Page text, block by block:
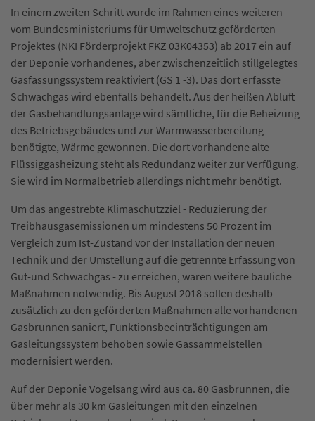
In einem zweiten Schritt wurde im Rahmen eines weiteren
vom Bundesministeriums für Umweltschutz geförderten
Projektes (NKI Förderprojekt FKZ 03K04353) ab 2017 ein auf
der Deponie vorhandenes, aber zwischenzeitlich stillgelegtes
Gasfassungssystem reaktiviert (GS 1 -3). Das dort erfasste
Schwachgas wird ebenfalls behandelt. Aus der heißen Abluft
der Gasbehandlungsanlage wird sämtliche, für die Beheizung
des Betriebsgebäudes und zur Warmwasserbereitung
benötigte, Wärme gewonnen. Die dort vorhandene alte
Flüssiggasheizung steht als Redundanz weiter zur Verfügung.
Sie wird im Normalbetrieb allerdings nicht mehr benötigt.
Um das angestrebte Klimaschutzziel - Reduzierung der
Treibhausgasemissionen um mindestens 50 Prozent im
Vergleich zum Ist-Zustand vor der Installation der neuen
Technik und der Umstellung auf die getrennte Erfassung von
Gut-und Schwachgas - zu erreichen, waren weitere bauliche
Maßnahmen notwendig. Bis August 2018 sollen deshalb
zusätzlich zu den geförderten Maßnahmen alle vorhandenen
Gasbrunnen saniert, Funktionsbeeinträchtigungen am
Gasleitungssystem behoben sowie Gassammelstellen
modernisiert werden.
Auf der Deponie Vogelsang wird aus ca. 80 Gasbrunnen, die
über mehr als 30 km Gasleitungen mit den einzelnen